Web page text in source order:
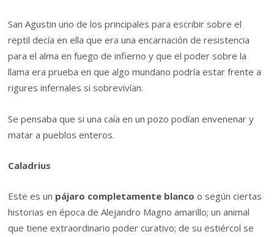
San Agustin uno de los principales para escribir sobre el
reptil decía en ella que era una encarnación de resistencia
para el alma en fuego de infierno y que el poder sobre la
llama era prueba en que algo mundano podría estar frente a
rigures infernales si sobrevivían.
Se pensaba que si una caía en un pozo podían envenenar y
matar a pueblos enteros.
Caladrius
Este es un pájaro completamente blancoo según ciertas
historias en época de Alejandro Magno amarillo; un animal
que tiene extraordinario poder curativo; de su estiércol se